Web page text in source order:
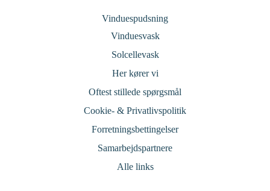
Vinduespudsning
Vinduesvask
Solcellevask
Her kører vi
Oftest stillede spørgsmål
Cookie- & Privatlivspolitik
Forretningsbettingelser
Samarbejdspartnere
Alle links